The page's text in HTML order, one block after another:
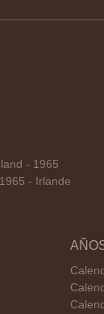
- 1965
- Irlande